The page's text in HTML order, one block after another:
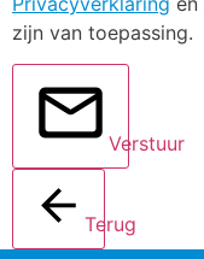
zijn van toepassing.
Verstuur
Terug